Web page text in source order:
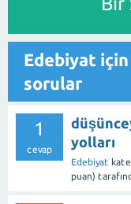
Edebiyat
sorular
1
cevap
yolları
Edebiyat
puan)